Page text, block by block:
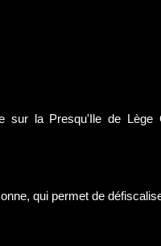
sur la Presqu'Ile de Lège
qui permet de